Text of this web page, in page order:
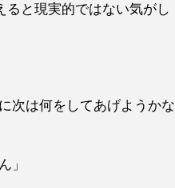
ると現実的ではない気がし
次は何をしてあげようかな
」